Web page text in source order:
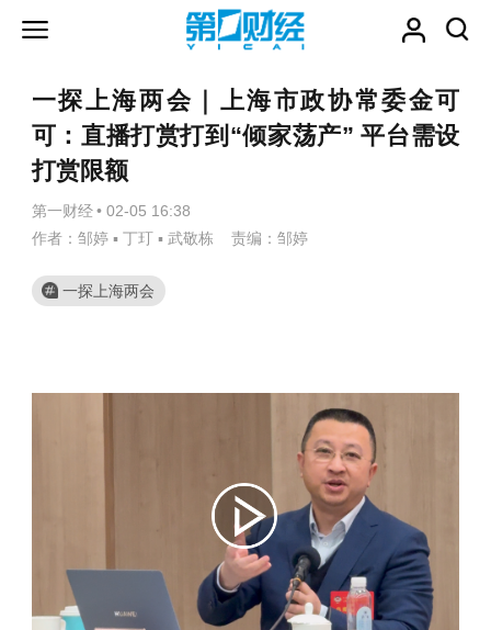
一探上海两会｜上海市政协常委金可
可：直播打赏打到“倾家荡产” 平台需设
打赏限额
第一财经 • 02-05 16:38
作者：邹婷 ▪ 丁玎 ▪ 武敬栋 责编：邹婷
一探上海两会